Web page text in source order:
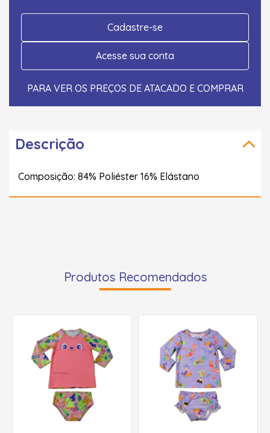
Cadastre-se
Acesse sua conta
PARA VER OS PREÇOS DE ATACADO E COMPRAR
Descrição
Composição: 84% Poliéster 16% Elástano
Produtos Recomendados